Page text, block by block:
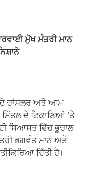
eਮੁੱਖ ਮੰਤਰੀ ਮਾਨ
ਦੇ ਚਾਂਸਲਰ ਅਤੇ ਆਮ
ਦੇ ਟਿਕਾਣਿਆਂ ‘ਤੇ
ਸਿਆਸਤ ਵਿੱਚ ਭੂਚਾਲ
ਭਗਵੰਤ ਮਾਨ ਅਤੇ
ਦਿੱਤੀ ਹੈ।